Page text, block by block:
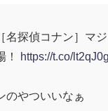
名探偵コナン］マ
！
https://t.co/
のやついいなぁ